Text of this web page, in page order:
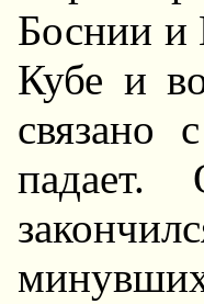
Боснии и
Кубе и
связано
падает.